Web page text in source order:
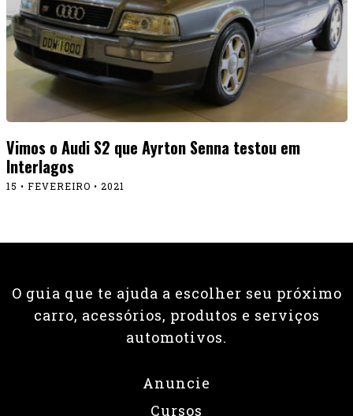
Vimos o Audi S2 que Ayrton Senna testou em
Interlagos
15 • FEVEREIRO • 2021
O guia que te ajuda a escolher seu próximo
carro, acessórios, produtos e serviços
automotivos.
Anuncie
Cursos